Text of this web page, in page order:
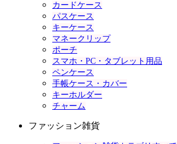
カードケース
パスケース
キーケース
マネークリップ
ポーチ
スマホ・PC・タブレット用品
ペンケース
手帳ケース・カバー
キーホルダー
チャーム
ファッション雑貨